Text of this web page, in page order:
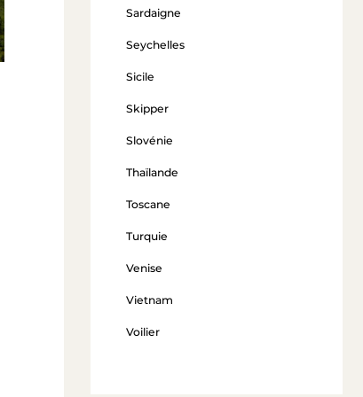
Sardaigne
Seychelles
Sicile
Skipper
Slovénie
Thaïlande
Toscane
Turquie
Venise
Vietnam
Voilier